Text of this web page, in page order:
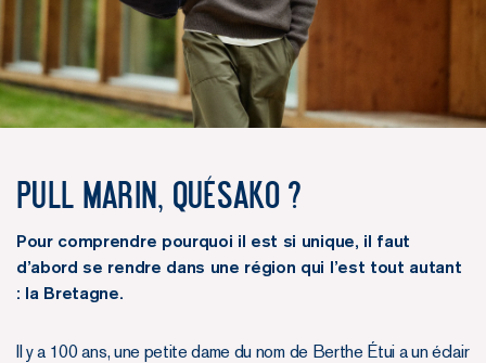
Pull Marin, quésako ?
Pour comprendre pourquoi il est si unique, il faut
d’abord se rendre dans une région qui l’est tout autant
: la Bretagne.
Il y a 100 ans, une petite dame du nom de Berthe Étui a un éclair